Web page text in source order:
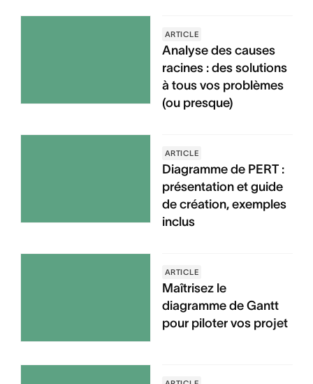
ARTICLE
Analyse des causes
racines : des solutions
à tous vos problèmes
(ou presque)
ARTICLE
Diagramme de PERT :
présentation et guide
de création, exemples
inclus
ARTICLE
Maîtrisez le
diagramme de Gantt
pour piloter vos projet